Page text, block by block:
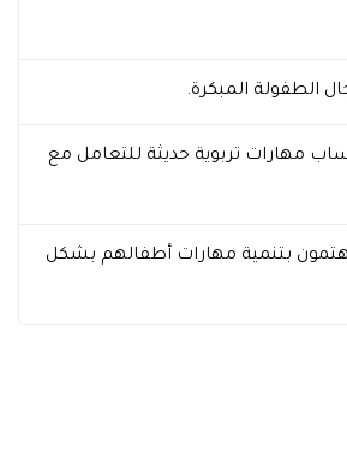
الطفولة المبكرة.
مهارات تربوية حديثة للتعامل مع
بتنمية مهارات أطفالهم بشكل